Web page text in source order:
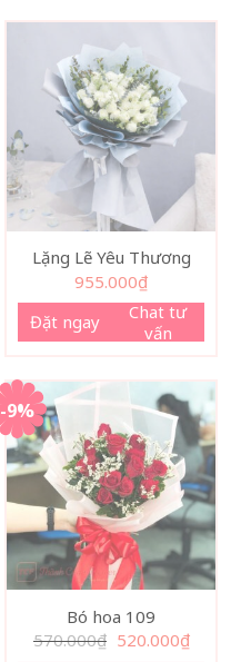
Lặng Lẽ Yêu Thương
955.000₫
Đặt ngay
Chat tư
vấn
-9%
Bó hoa 109
570.000₫ Giá
gốc
520.000₫Giá
hiện